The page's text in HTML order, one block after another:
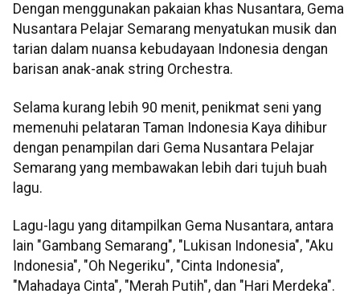
Dengan menggunakan pakaian khas Nusantara, Gema
Nusantara Pelajar Semarang menyatukan musik dan
tarian dalam nuansa kebudayaan Indonesia dengan
barisan anak-anak string Orchestra.
Selama kurang lebih 90 menit, penikmat seni yang
memenuhi pelataran Taman Indonesia Kaya dihibur
dengan penampilan dari Gema Nusantara Pelajar
Semarang yang membawakan lebih dari tujuh buah
lagu.
Lagu-lagu yang ditampilkan Gema Nusantara, antara
lain "Gambang Semarang", "Lukisan Indonesia", "Aku
Indonesia", "Oh Negeriku", "Cinta Indonesia",
"Mahadaya Cinta", "Merah Putih", dan "Hari Merdeka".